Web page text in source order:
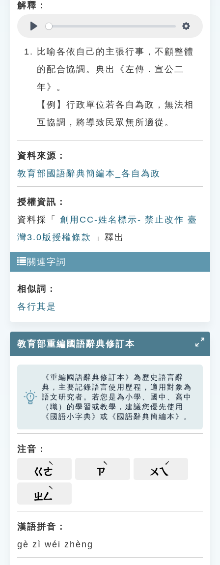
解釋：
比喻各依自己的主張行事，不顧整體
的配合協調。典出《左傳．宣公二
年》。
【例】行政單位若各自為政，無法相
互協調，將導致民眾無所適從。
資料來源：
教育部國語辭典簡編本_各自為政
授權資訊：
資料採「
創用CC-姓名標示- 禁止改作 臺
灣3.0版授權條款
」釋出
關連字詞
相似詞：
各行其是
教育部重編國語辭典修訂本
《重編國語辭典修訂本》為歷史語言辭
典，主要記錄語言使用歷程，適用對象為
語文研究者。若您是為小學、國中、高中
（職）的學習或教學，建議您優先使用
《國語小字典》或《國語辭典簡編本》。
注音：
ㄍㄜ ㄗ ㄨㄟ
ㄓㄥ
漢語拼音：
gè zì wéi zhèng